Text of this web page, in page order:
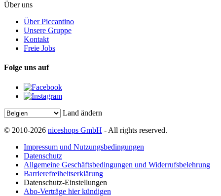
Über uns
Über Piccantino
Unsere Gruppe
Kontakt
Freie Jobs
Folge uns auf
Land ändern
© 2010-2026 niceshops GmbH - All rights reserved.
Impressum und Nutzungsbedingungen
Datenschutz
Allgemeine Geschäftsbedingungen und Widerrufsbelehrung
Barrierefreiheitserklärung
Datenschutz-Einstellungen
Abo-Verträge hier kündigen